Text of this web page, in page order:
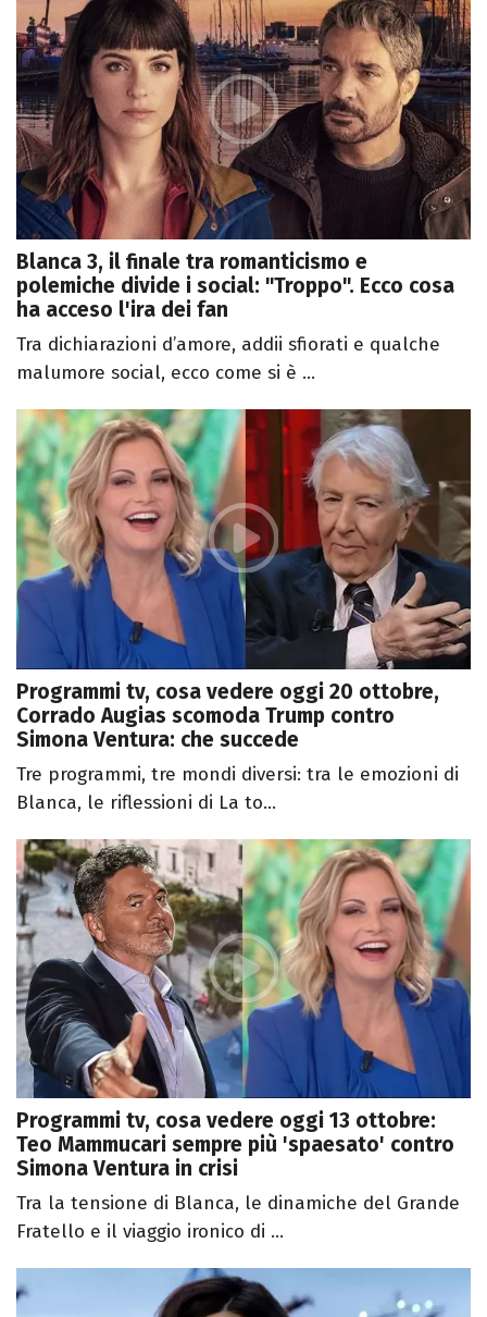
Blanca 3, il finale tra romanticismo e
polemiche divide i social: "Troppo". Ecco cosa
ha acceso l'ira dei fan
Tra dichiarazioni d’amore, addii sfiorati e qualche
malumore social, ecco come si è ...
Programmi tv, cosa vedere oggi 20 ottobre,
Corrado Augias scomoda Trump contro
Simona Ventura: che succede
Tre programmi, tre mondi diversi: tra le emozioni di
Blanca, le riflessioni di La to...
Programmi tv, cosa vedere oggi 13 ottobre:
Teo Mammucari sempre più 'spaesato' contro
Simona Ventura in crisi
Tra la tensione di Blanca, le dinamiche del Grande
Fratello e il viaggio ironico di ...